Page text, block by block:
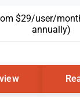
$29/user/
annually)
Opens New